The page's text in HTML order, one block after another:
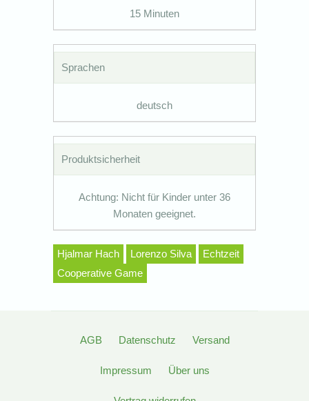
15 Minuten
Sprachen
deutsch
Produktsicherheit
Achtung: Nicht für Kinder unter 36
Monaten geeignet.
Hjalmar Hach Lorenzo Silva
Echtzeit
Cooperative Game
AGB Datenschutz Versand
Impressum Über uns